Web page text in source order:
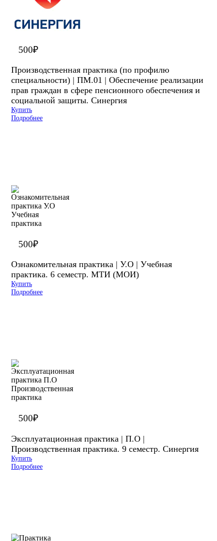
500₽
Производственная практика (по профилю
специальности) | ПМ.01 | Обеспечение реализации
прав граждан в сфере пенсионного обеспечения и
социальной защиты. Синергия
Купить
Подробнее
500₽
Ознакомительная практика | У.О | Учебная
практика. 6 семестр. МТИ (МОИ)
Купить
Подробнее
500₽
Эксплуатационная практика | П.О |
Производственная практика. 9 семестр. Синергия
Купить
Подробнее